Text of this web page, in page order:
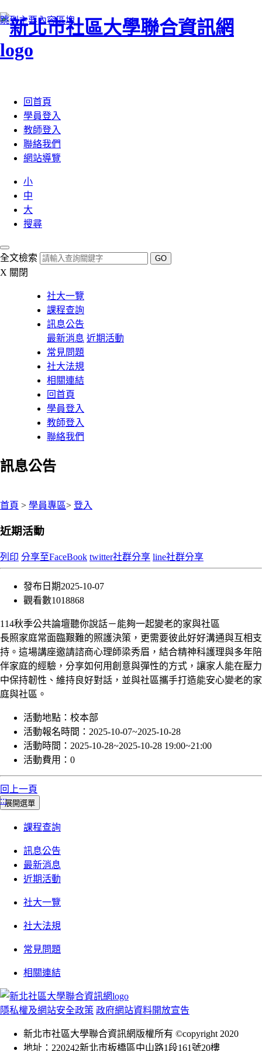
跳到主要內容區塊
回首頁
學員登入
教師登入
聯絡我們
網站導覽
小
中
大
搜尋
全文檢索 GO
X 關閉
社大一覽
課程查詢
訊息公告
最新消息 近期活動
常見問題
社大法規
相關連結
回首頁
學員登入
教師登入
聯絡我們
訊息公告
首頁 > 學員專區> 登入
近期活動
列印 分享至FaceBook twitter社群分享 line社群分享
發布日期2025-10-07
觀看數1018868
114秋季公共論壇聽你說話－能夠一起變老的家與社區
長照家庭常面臨艱難的照護決策，更需要彼此好好溝通與互相支
持。這場講座邀請諮商心理師梁秀眉，結合精神科護理與多年陪
伴家庭的經驗，分享如何用創意與彈性的方式，讓家人能在壓力
中保持韌性、維持良好對話，並與社區攜手打造能安心變老的家
庭與社區。
活動地點： 校本部
活動報名時間： 2025-10-07~2025-10-28
活動時間： 2025-10-28~2025-10-28 19:00~21:00
活動費用： 0
回上一頁
:::展開選單
課程查詢
訊息公告
最新消息
近期活動
社大一覽
社大法規
常見問題
相關連結
隱私權及網站安全政策 政府網站資料開放宣告
新北市社區大學聯合資訊網版權所有 ©copyright 2020
地址：220242新北市板橋區中山路1段161號20樓